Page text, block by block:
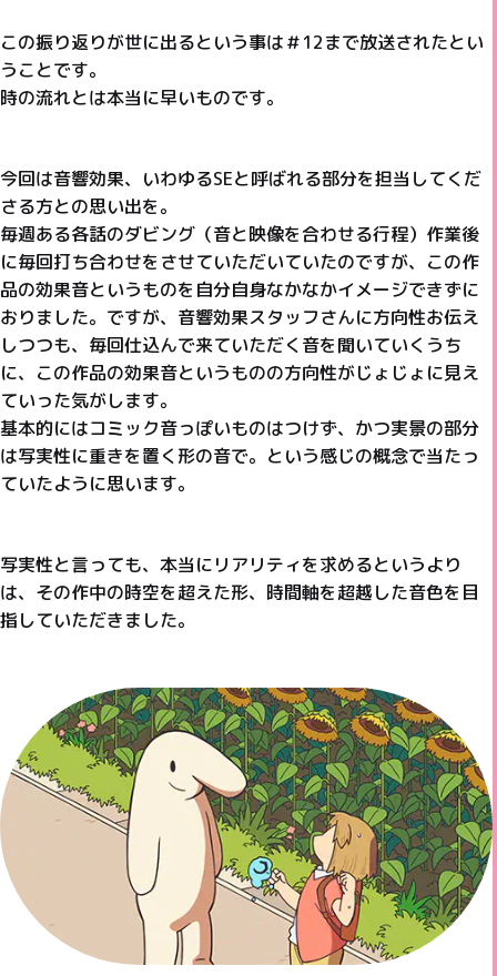
この振り返りが世に出るという事は＃12まで放送されたとい
うことです。
時の流れとは本当に早いものです。
今回は音響効果、いわゆるSEと呼ばれる部分を担当してくだ
さる方との思い出を。
毎週ある各話のダビング（音と映像を合わせる行程）作業後
に毎回打ち合わせをさせていただいていたのですが、この作
品の効果音というものを自分自身なかなかイメージできずに
おりました。ですが、音響効果スタッフさんに方向性お伝え
しつつも、毎回仕込んで来ていただく音を聞いていくうち
に、この作品の効果音というものの方向性がじょじょに見え
ていった気がします。
基本的にはコミック音っぽいものはつけず、かつ実景の部分
は写実性に重きを置く形の音で。という感じの概念で当たっ
ていたように思います。
写実性と言っても、本当にリアリティを求めるというより
は、その作中の時空を超えた形、時間軸を超越した音色を目
指していただきました。